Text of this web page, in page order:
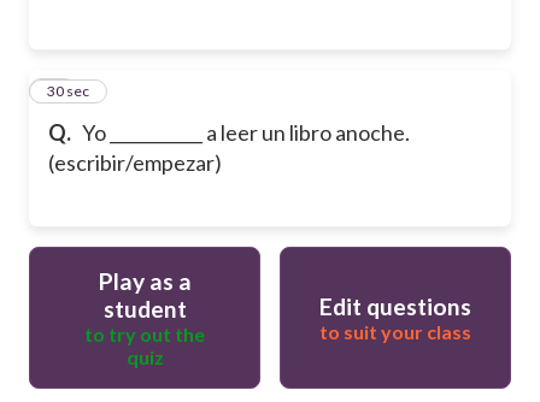
Q. Yo ___________ a leer un libro anoche.
(escribir/empezar)
20
30 sec
Play as a
student
to try out the
quiz
Edit questions
to suit your class